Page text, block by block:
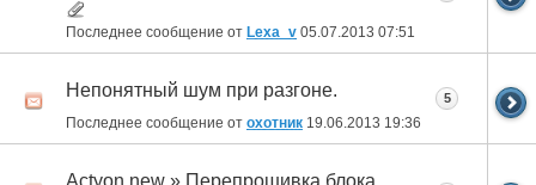
Последнее сообщение от Lexa_v 05.07.2013 07:51
Непонятный шум при разгоне.
Последнее сообщение от охотник 19.06.2013 19:36
5